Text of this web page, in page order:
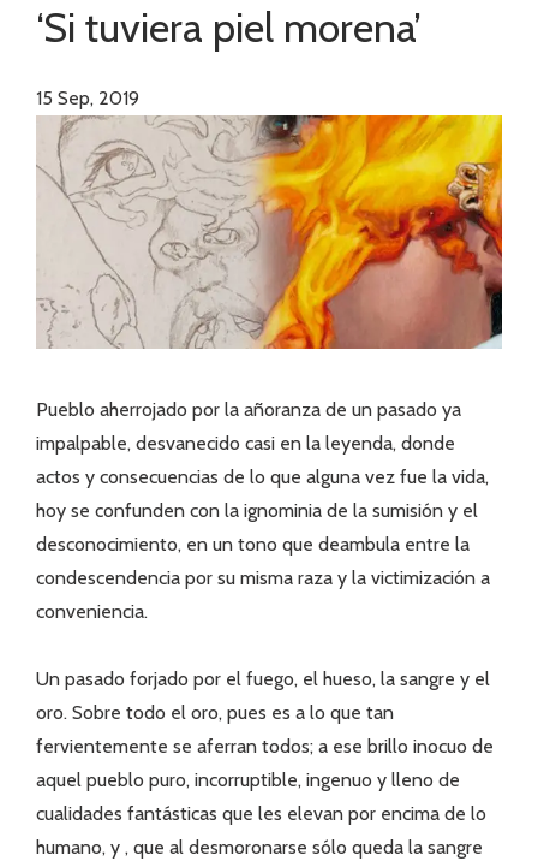
‘Si tuviera piel morena’
15 Sep, 2019
Pueblo aherrojado por la añoranza de un pasado ya
impalpable, desvanecido casi en la leyenda, donde
actos y consecuencias de lo que alguna vez fue la vida,
hoy se confunden con la ignominia de la sumisión y el
desconocimiento, en un tono que deambula entre la
condescendencia por su misma raza y la victimización a
conveniencia.
Un pasado forjado por el fuego, el hueso, la sangre y el
oro. Sobre todo el oro, pues es a lo que tan
fervientemente se aferran todos; a ese brillo inocuo de
aquel pueblo puro, incorruptible, ingenuo y lleno de
cualidades fantásticas que les elevan por encima de lo
humano, y , que al desmoronarse sólo queda la sangre